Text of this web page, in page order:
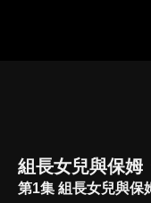
組長女兒與保姆
第1集 組長女兒與保